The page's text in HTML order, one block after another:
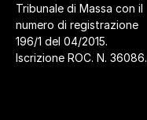
Tribunale di Massa con il
numero di registrazione
196/1 del 04/2015.
Iscrizione ROC. N. 36086.